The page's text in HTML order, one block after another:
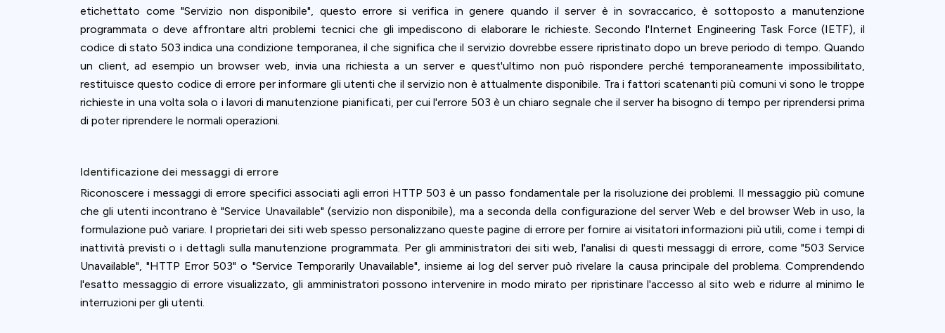
etichettato come "Servizio non disponibile", questo errore si verifica in genere quando il server è in sovraccarico, è sottoposto a manutenzione
programmata o deve affrontare altri problemi tecnici che gli impediscono di elaborare le richieste. Secondo l'Internet Engineering Task Force (IETF), il
codice di stato 503 indica una condizione temporanea, il che significa che il servizio dovrebbe essere ripristinato dopo un breve periodo di tempo. Quando
un client, ad esempio un browser web, invia una richiesta a un server e quest'ultimo non può rispondere perché temporaneamente impossibilitato,
restituisce questo codice di errore per informare gli utenti che il servizio non è attualmente disponibile. Tra i fattori scatenanti più comuni vi sono le troppe
richieste in una volta sola o i lavori di manutenzione pianificati, per cui l'errore 503 è un chiaro segnale che il server ha bisogno di tempo per riprendersi prima
di poter riprendere le normali operazioni.
Identificazione dei messaggi di errore
Riconoscere i messaggi di errore specifici associati agli errori HTTP 503 è un passo fondamentale per la risoluzione dei problemi. Il messaggio più comune
che gli utenti incontrano è "Service Unavailable" (servizio non disponibile), ma a seconda della configurazione del server Web e del browser Web in uso, la
formulazione può variare. I proprietari dei siti web spesso personalizzano queste pagine di errore per fornire ai visitatori informazioni più utili, come i tempi di
inattività previsti o i dettagli sulla manutenzione programmata. Per gli amministratori dei siti web, l'analisi di questi messaggi di errore, come "503 Service
Unavailable", "HTTP Error 503" o "Service Temporarily Unavailable", insieme ai log del server può rivelare la causa principale del problema. Comprendendo
l'esatto messaggio di errore visualizzato, gli amministratori possono intervenire in modo mirato per ripristinare l'accesso al sito web e ridurre al minimo le
interruzioni per gli utenti.
Settings Accept